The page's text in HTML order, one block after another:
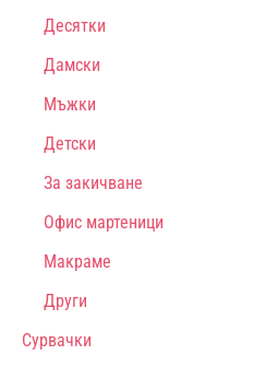
Десятки
Дамски
Мъжки
Детски
За закичване
Офис мартеници
Макраме
Други
Сурвачки